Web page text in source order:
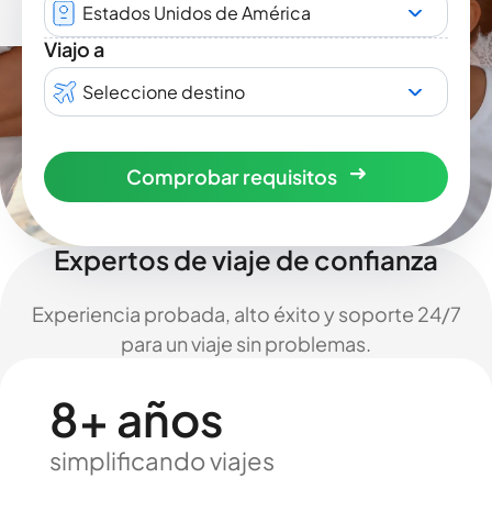
Estados Unidos de América
Viajo a
Seleccione destino
Comprobar requisitos
Expertos de viaje de confianza
Experiencia probada, alto éxito y soporte 24/7
para un viaje sin problemas.
8+ años
simplificando viajes